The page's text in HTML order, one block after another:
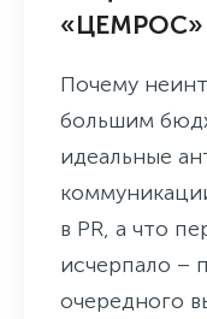
«ЦЕМРОС»
Почему
большим
идеальные
в PR, а что
исчерпало –
очередного